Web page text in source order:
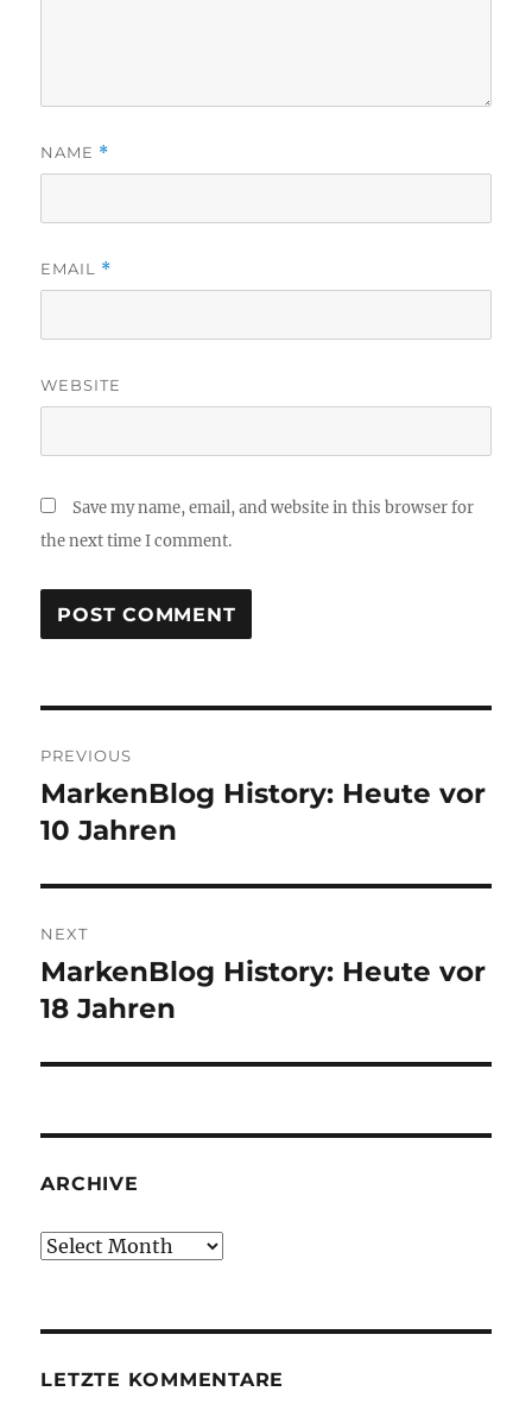
NAME *
EMAIL *
WEBSITE
Save my name, email, and website in this browser for
the next time I comment.
navigation
PREVIOUS
Previous
post:
MarkenBlog History: Heute vor
10 Jahren
NEXT
Next
post:
MarkenBlog History: Heute vor
18 Jahren
ARCHIVE
Archive
LETZTE KOMMENTARE